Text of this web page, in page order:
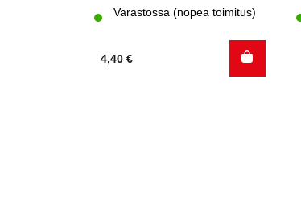
Varastossa (nopea toimitus)
4,40 €